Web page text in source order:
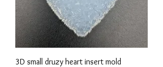
3D small druzy heart insert mold